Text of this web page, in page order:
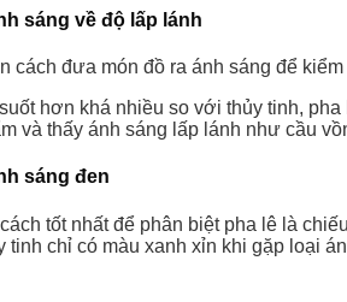
sáng về độ lấp lánh
cách đưa món đồ ra ánh sáng để
hơn khá nhiều so với thủy tinh,
và thấy ánh sáng lấp lánh như cầu
sáng đen
tốt nhất để phân biệt pha lê là
tinh chỉ có màu xanh xỉn khi gặp loại